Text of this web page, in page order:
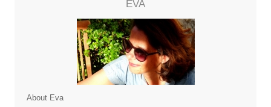
EVA
About Eva